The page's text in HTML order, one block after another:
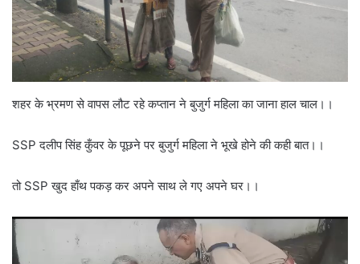
शहर के भ्रमण से वापस लौट रहे कप्तान ने बुजुर्ग महिला का जाना हाल चाल।।
SSP दलीप सिंह कुँवर के पूछने पर बुजुर्ग महिला ने भूखे होने की कही बात।।
तो SSP खुद हाँथ पकड़ कर अपने साथ ले गए अपने घर।।